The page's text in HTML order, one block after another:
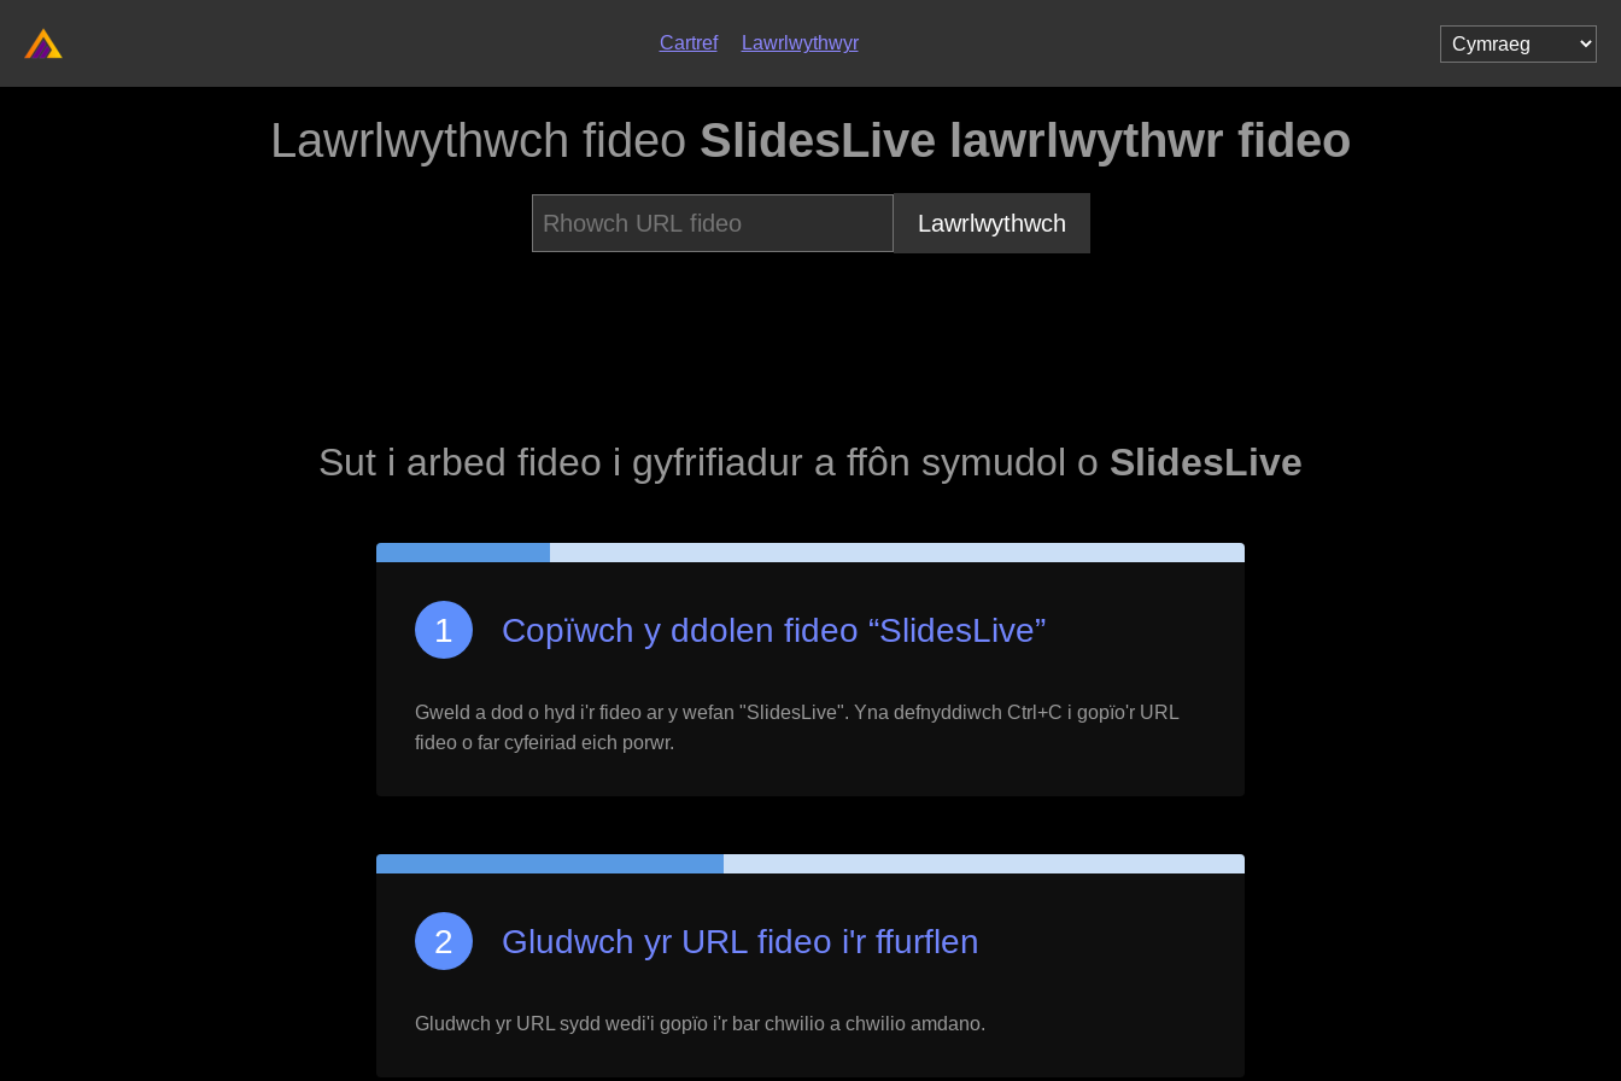
Cartref Lawrlwythwyr
Lawrlwythwch fideo SlidesLive lawrlwythwr fideo
Lawrlwythwch
Sut i arbed fideo i gyfrifiadur a ffôn symudol o SlidesLive
Copïwch y ddolen fideo “SlidesLive”
Gweld a dod o hyd i'r fideo ar y wefan "SlidesLive". Yna defnyddiwch Ctrl+C i gopïo'r URL
fideo o far cyfeiriad eich porwr.
Gludwch yr URL fideo i'r ffurflen
Gludwch yr URL sydd wedi'i gopïo i'r bar chwilio a chwilio amdano.